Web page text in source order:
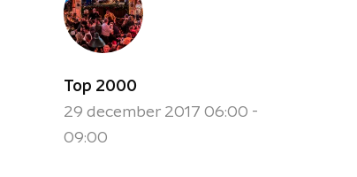
Top 2000
29 december 2017 06:00 -
09:00